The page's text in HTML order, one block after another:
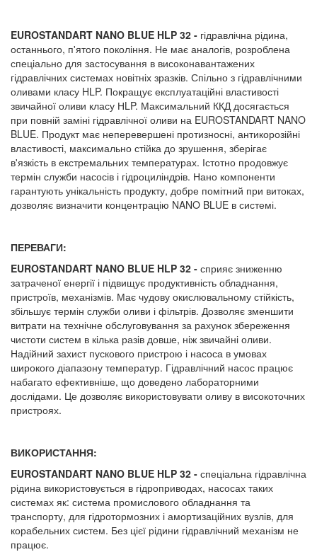
EUROSTANDART NANO BLUE HLP 32 - гідравлічна рідина,
останнього, п'ятого покоління. Не має аналогів, розроблена
спеціально для застосування в високонавантажених
гідравлічних системах новітніх зразків. Спільно з гідравлічними
оливами класу HLP. Покращує експлуатаційні властивості
звичайної оливи класу НLP. Максимальний ККД досягається
при повній заміні гідравлічної оливи на EUROSTANDART NANO
BLUE. Продукт має неперевершені протизносні, антикорозійні
властивості, максимально стійка до зрушення, зберігає
в'язкість в екстремальних температурах. Істотно продовжує
термін служби насосів і гідроциліндрів. Нано компоненти
гарантують унікальність продукту, добре помітний при витоках,
дозволяє визначити концентрацію NANO BLUE в системі.
ПЕРЕВАГИ:
EUROSTANDART NANO BLUE HLP 32 - сприяє зниженню
затраченої енергії і підвищує продуктивність обладнання,
пристроїв, механізмів. Має чудову окислювальному стійкість,
збільшує термін служби оливи і фільтрів. Дозволяє зменшити
витрати на технічне обслуговування за рахунок збереження
чистоти систем в кілька разів довше, ніж звичайні оливи.
Надійний захист пускового пристрою і насоса в умовах
широкого діапазону температур. Гідравлічний насос працює
набагато ефективніше, що доведено лабораторними
дослідами. Це дозволяє використовувати оливу в високоточних
пристроях.
ВИКОРИСТАННЯ:
EUROSTANDART NANO BLUE HLP 32 - спеціальна гідравлічна
рідина використовується в гідроприводах, насосах таких
системах як: система промислового обладнання та
транспорту, для гідротормозних і амортизаційних вузлів, для
корабельних систем. Без цієї рідини гідравлічний механізм не
працює.